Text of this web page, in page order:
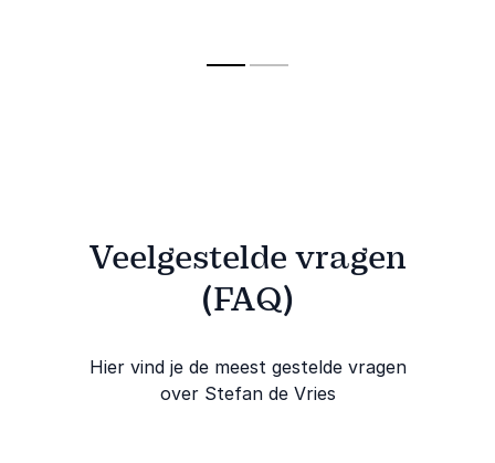
ontwikkelingen naar
Veelgestelde vragen
(FAQ)
Hier vind je de meest gestelde vragen
over Stefan de Vries